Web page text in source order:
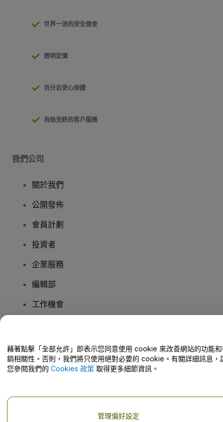
世界一流的安全檢查
透明定價
百分百安心保證
自始至終的客戶服務
我們公司
關於我們
公開發佈
會員計劃
投資者
企業服務
編輯部
工作機會
幫助中心 / 聯絡我們
藉著點擊「全部允許」即表示您同意使用 cookie 來改善網站的功能
銷相關性。否則，我們將只使用絕對必要的 cookie。有關詳細訊息，
您參閱我們的 Cookies 政策 取得更多細節資訊。
管理偏好設定